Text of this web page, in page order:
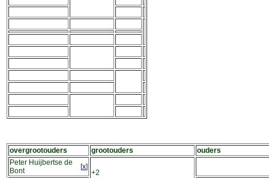
overgrootouders grootouders
ouders
Peter Huijbertse de
Bont
[x]
+2